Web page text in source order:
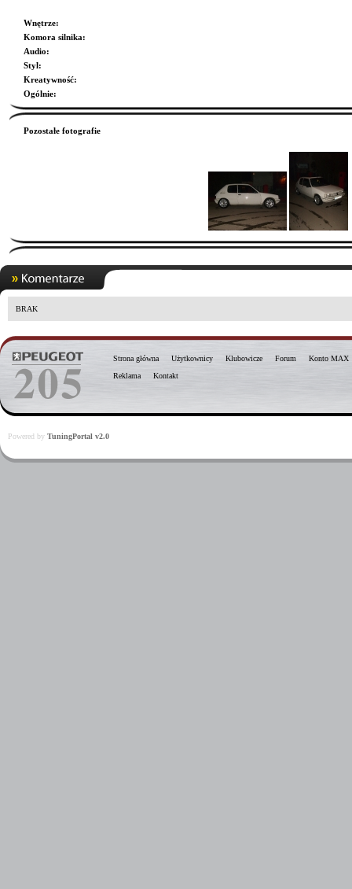
Wnętrze:
Komora silnika:
Audio:
Styl:
Kreatywność:
Ogólnie:
Pozostałe fotografie
BRAK
Strona główna Użytkownicy Klubowicze Forum
Konto MAX
Reklama
Kontakt
Powered by TuningPortal v2.0